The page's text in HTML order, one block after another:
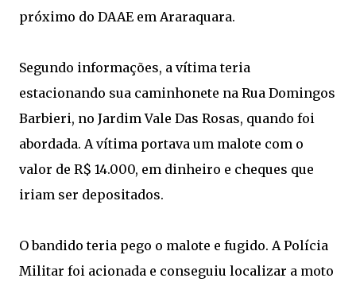
próximo do DAAE em Araraquara.
Segundo informações, a vítima teria
estacionando sua caminhonete na Rua Domingos
Barbieri, no Jardim Vale Das Rosas, quando foi
abordada. A vítima portava um malote com o
valor de R$ 14.000, em dinheiro e cheques que
iriam ser depositados.
O bandido teria pego o malote e fugido. A Polícia
Militar foi acionada e conseguiu localizar a moto